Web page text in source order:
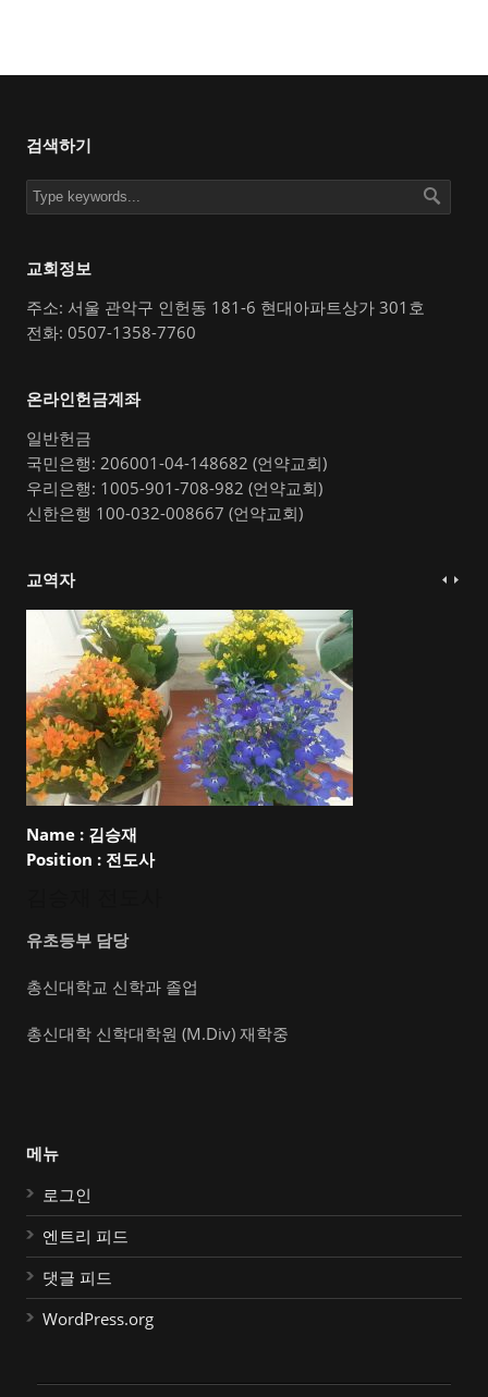
검색하기
교회정보
주소: 서울 관악구 인헌동 181-6 현대아파트상가 301호
전화: 0507-1358-7760
온라인헌금계좌
일반헌금
국민은행: 206001-04-148682 (언약교회)
우리은행: 1005-901-708-982 (언약교회)
신한은행 100-032-008667 (언약교회)
교역자
Name : 김승재
Position : 전도사
유초등부 담당
총신대학교 신학과 졸업
총신대학 신학대학원 (M.Div) 재학중
메뉴
로그인
엔트리 피드
댓글 피드
WordPress.org